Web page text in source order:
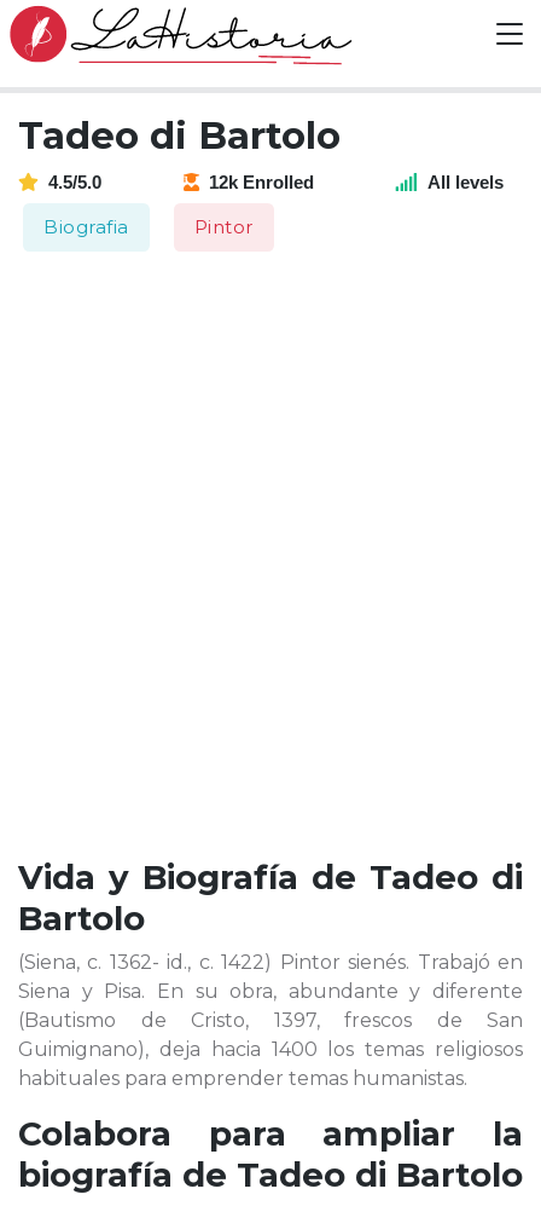
Tadeo di Bartolo
4.5/5.0 12k Enrolled All levels
Biografia Pintor
Vida y Biografía de Tadeo di
Bartolo
(Siena, c. 1362- id., c. 1422) Pintor sienés. Trabajó en
Siena y Pisa. En su obra, abundante y diferente
(Bautismo de Cristo, 1397, frescos de San
Guimignano), deja hacia 1400 los temas religiosos
habituales para emprender temas humanistas.
Colabora para ampliar la
biografía de Tadeo di Bartolo